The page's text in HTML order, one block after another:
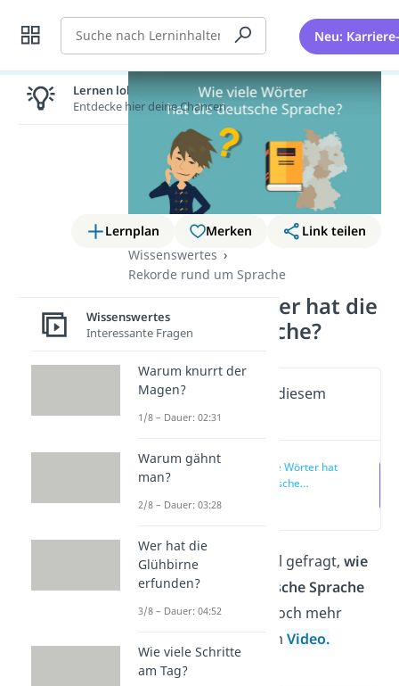
Suche Neu:
Lernplan Merken
Link teilen
Wissenswertes
Rekorde rund um Sprache
Wie viele Wörter hat die
deutsche Sprache?
Wichtige Inhalte in diesem
Video
Wie viele Wörter hat
die deutsche
Hast du dich schonmal gefragt,wie
viele Wörter die deutsche Sprache
hat? Genau das und noch mehr
erklären wir dir hier imVideo.
Lernen lohnt sich!
Entdecke hier deine Chancen.
Wissenswertes
Interessante Fragen
Warum knurrt der
Magen?
1/8 – Dauer: 02:31
Warum gähnt
man?
2/8 – Dauer: 03:28
Wer hat die
Glühbirne
erfunden?
3/8 – Dauer: 04:52
Wie viele Schritte
am Tag?